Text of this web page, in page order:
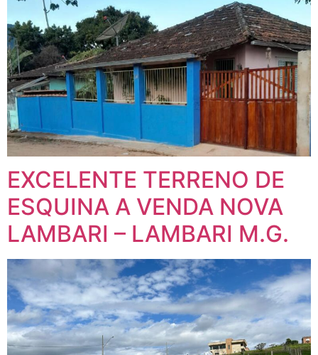
EXCELENTE TERRENO DE
ESQUINA A VENDA NOVA
LAMBARI – LAMBARI M.G.